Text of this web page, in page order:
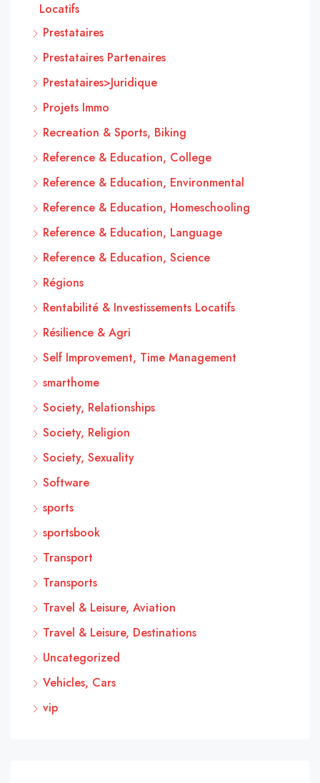
Locatifs
Prestataires
Prestataires Partenaires
Prestataires>Juridique
Projets Immo
Recreation & Sports, Biking
Reference & Education, College
Reference & Education, Environmental
Reference & Education, Homeschooling
Reference & Education, Language
Reference & Education, Science
Régions
Rentabilité & Investissements Locatifs
Résilience & Agri
Self Improvement, Time Management
smarthome
Society, Relationships
Society, Religion
Society, Sexuality
Software
sports
sportsbook
Transport
Transports
Travel & Leisure, Aviation
Travel & Leisure, Destinations
Uncategorized
Vehicles, Cars
vip